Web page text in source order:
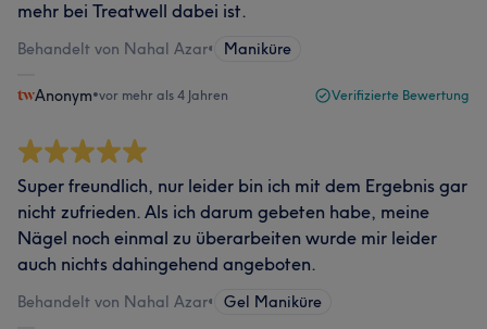
mehr bei Treatwell dabei ist.
Behandelt von Nahal Azar• Maniküre
Anonym•vor mehr als 4 Jahren Verifizierte Bewertung
Super freundlich, nur leider bin ich mit dem Ergebnis gar
nicht zufrieden. Als ich darum gebeten habe, meine
Nägel noch einmal zu überarbeiten wurde mir leider
auch nichts dahingehend angeboten.
Behandelt von Nahal Azar• Gel Maniküre